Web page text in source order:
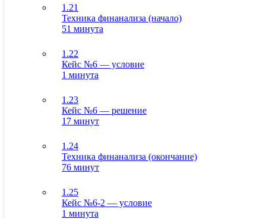
1.21
Техника финанализа (начало)
51 минута
1.22
Кейс №6 — условие
1 минута
1.23
Кейс №6 — решение
17 минут
1.24
Техника финанализа (окончание)
76 минут
1.25
Кейс №6-2 — условие
1 минута